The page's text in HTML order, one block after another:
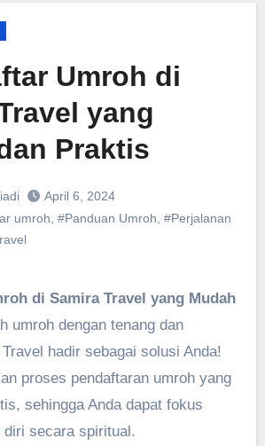
Umroh di
yang
Praktis
April 6, 2024
umroh, #Panduan Umroh, #Perjalanan
di Samira Travel yang Mudah
umroh dengan tenang dan
hadir sebagai solusi Anda!
proses pendaftaran umroh yang
sehingga Anda dapat fokus
diri secara spiritual.